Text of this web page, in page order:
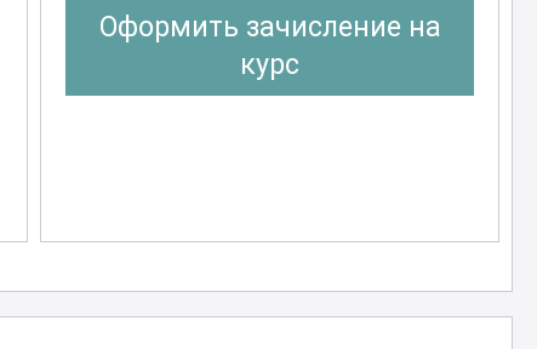
Оформить зачисление на
курс